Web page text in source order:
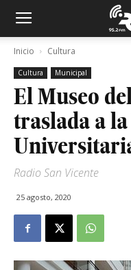
Inicio Cultura
Cultura Municipal
El Museo
traslada a
Radio San Vicente
25 agosto, 2020